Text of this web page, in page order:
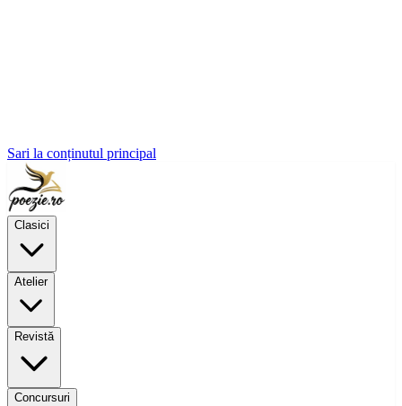
Sari la conținutul principal
Clasici
Atelier
Revistă
Concursuri